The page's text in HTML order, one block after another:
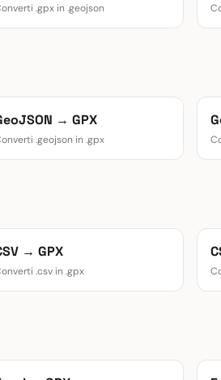
.gpx in .geojson
→ GPX
.geojson in .gpx
→ GPX
.csv in .gpx